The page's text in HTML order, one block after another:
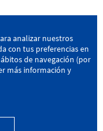
Bizkaia
analizar nuestros
con tus preferencias en
de navegación (por
más información y